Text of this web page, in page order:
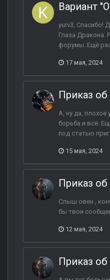
Вариант
yurv3, Спасибо!
Глаза Дракона.
форумы. Ещё
17 мая, 2024
Приказ об
А, ну да, плохое
борьба и всё.
под статью
15 мая, 2024
Приказ об
Слыш овен ,
бы твои
12 мая, 2024
Приказ об